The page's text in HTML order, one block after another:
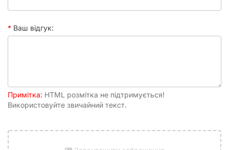
Ваш відгук:
Примітка: HTML розмітка не підтримується!
Використовуйте звичайний текст.